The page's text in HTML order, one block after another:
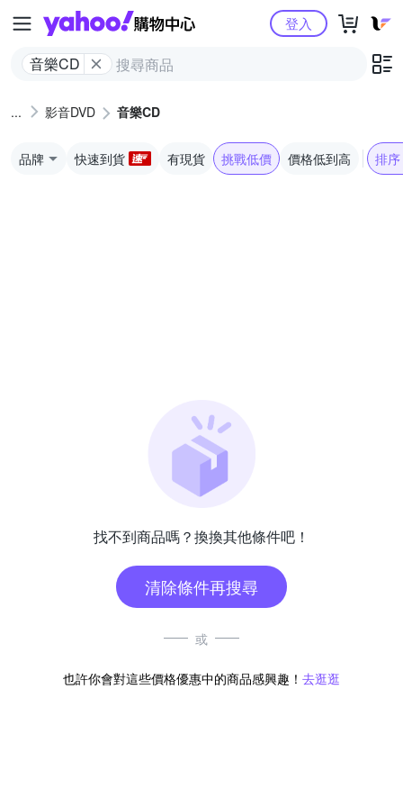
Yahoo購物中心
音樂CD
登入
影音DVD 音樂CD
品牌 快速到貨 有現貨 挑戰低價 價格低到高 排序
找不到商品嗎？換換其他條件吧！
清除條件再搜尋
或
也許你會對這些價格優惠中的商品感興趣！ 去逛逛